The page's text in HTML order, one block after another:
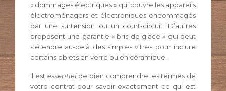
« dommages électriques » qui couvre les appareils
électroménagers et électroniques endommagés
par une surtension ou un court-circuit. D’autres
proposent une garantie « bris de glace » qui peut
s’étendre au-delà des simples vitres pour inclure
certains objets en verre ou en céramique.
Il est essentiel de bien comprendre les termes de
votre contrat pour savoir exactement ce qui est